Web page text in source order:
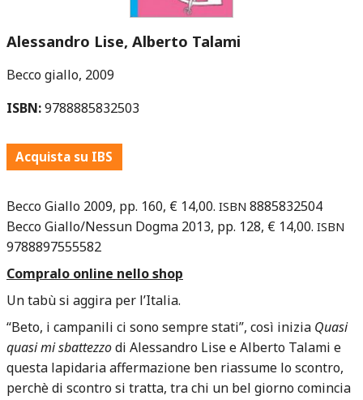
Alessandro Lise, Alberto Talami
Becco giallo 2009
ISBN:9788885832503
Acquista su IBS
Becco Giallo 2009, pp. 160, € 14,00. ISBN 8885832504
Becco Giallo/Nessun Dogma 2013, pp. 128, € 14,00. ISBN
9788897555582
Compralo online nello shop
Un tabù si aggira per l’Italia.
“Beto, i campanili ci sono sempre stati”, così inizia Quasi
quasi mi sbattezzodi Alessandro Lise e Alberto Talami e
questa lapidaria affermazione ben riassume lo scontro,
perchè di scontro si tratta, tra chi un bel giorno comincia